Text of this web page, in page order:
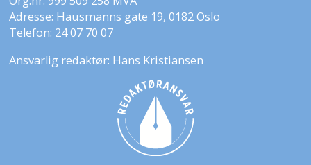
Adresse: Hausmanns gate 19, 0182 Oslo
Telefon: 24 07 70 07
Ansvarlig redaktør: Hans Kristiansen